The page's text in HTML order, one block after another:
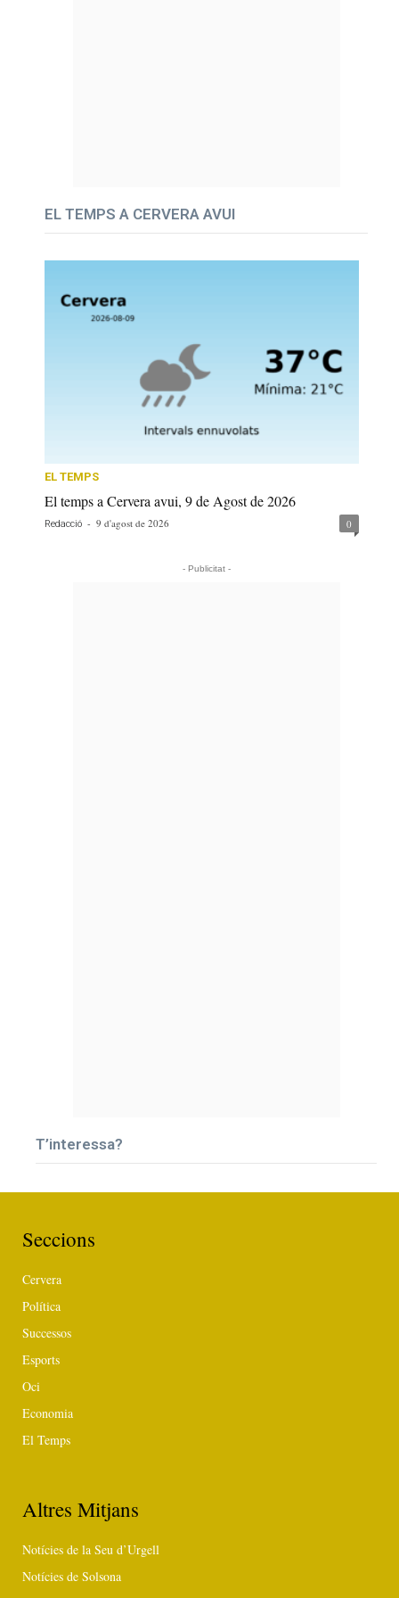
EL TEMPS A CERVERA AVUI
EL TEMPS
El temps a Cervera avui, 9 de Agost de 2026
Redacció - 9 d'agost de 2026 0
- Publicitat -
T’interessa?
Seccions
Cervera
Política
Successos
Esports
Oci
Economia
El Temps
Altres Mitjans
Notícies de la Seu d’Urgell
Notícies de Solsona